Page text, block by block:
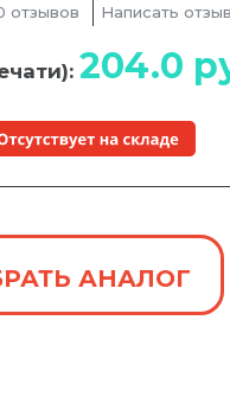
отзывов Написать отзыв
204.0
АНАЛОГ